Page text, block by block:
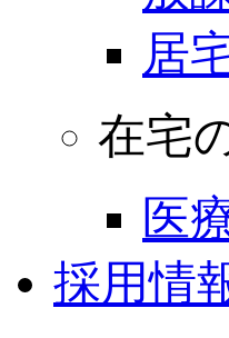
居
在宅
医
採用情